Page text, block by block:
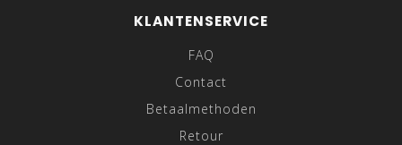
KLANTENSERVICE
FAQ
Contact
Betaalmethoden
Retour